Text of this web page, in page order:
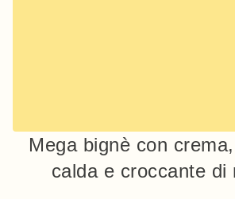
Mega bignè con
calda e croccante di